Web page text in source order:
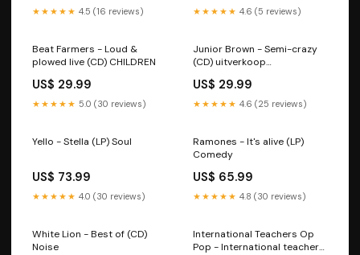
★★★★★ 4.5 (16 reviews) ★★★★★ 4.6 (5 reviews)
Beat Farmers - Loud &
plowed live (CD) CHILDREN
US$ 29.99
★★★★★ 5.0 (30 reviews)
Junior Brown - Semi-crazy
(CD) uitverkoop
US$ 29.99
★★★★★ 4.6 (25 reviews)
Yello - Stella (LP) Soul
US$ 73.99
★★★★★ 4.0 (30 reviews)
Ramones - It's alive (LP)
Comedy
US$ 65.99
★★★★★ 4.8 (30 reviews)
White Lion - Best of (CD)
Noise
International Teachers Op
Pop - International teachers